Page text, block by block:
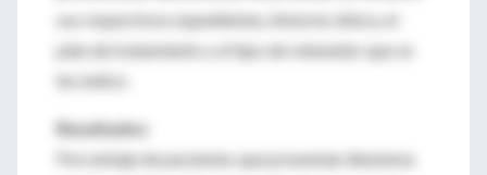
sus respectivos expedientes, historia clínica, el
plan de tratamiento y el tipo de retenedor que se
les indicó.
Resultados
Porcentaje de pacientes que presentan diastema